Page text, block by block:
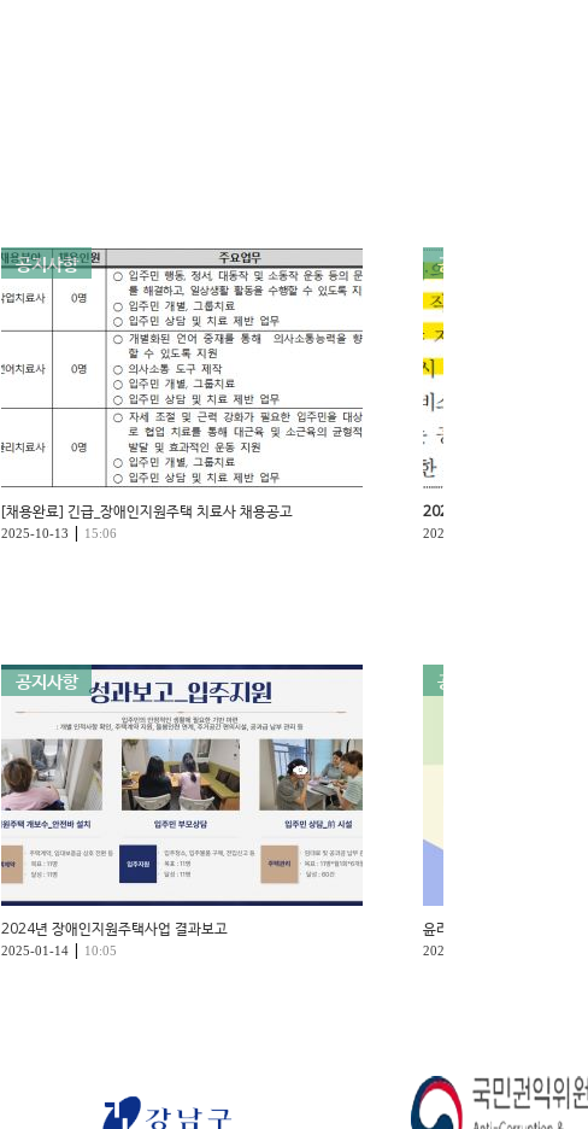
공지사항
[채용완료] 긴급_장애인지원주택 치료사 채용공고
2025-10-13 | 15:06
공지사항
2025년 근로지원인 양성교
2025-04-18
공지사항
2024년 장애인지원주택사업 결과보고
2025-01-14 | 10:05
공지사항
윤리경영 실천 선언식
2024-10-28